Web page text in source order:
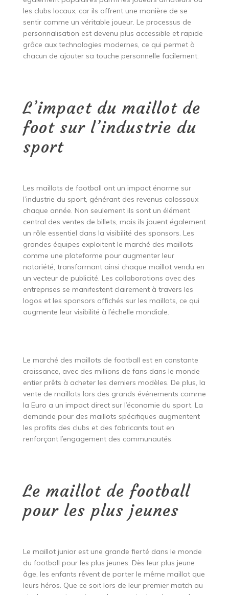
les clubs locaux, car ils offrent une manière de se
sentir comme un véritable joueur. Le processus de
personnalisation est devenu plus accessible et rapide
grâce aux technologies modernes, ce qui permet à
chacun de ajouter sa touche personnelle facilement.
L’impact du maillot de
foot sur l’industrie du
sport
Les maillots de football ont un impact énorme sur
l’industrie du sport, générant des revenus colossaux
chaque année. Non seulement ils sont un élément
central des ventes de billets, mais ils jouent également
un rôle essentiel dans la visibilité des sponsors. Les
grandes équipes exploitent le marché des maillots
comme une plateforme pour augmenter leur
notoriété, transformant ainsi chaque maillot vendu en
un vecteur de publicité. Les collaborations avec des
entreprises se manifestent clairement à travers les
logos et les sponsors affichés sur les maillots, ce qui
augmente leur visibilité à l’échelle mondiale.
Le marché des maillots de football est en constante
croissance, avec des millions de fans dans le monde
entier prêts à acheter les derniers modèles. De plus, la
vente de maillots lors des grands événements comme
la Euro a un impact direct sur l’économie du sport. La
demande pour des maillots spécifiques augmentent
les profits des clubs et des fabricants tout en
renforçant l’engagement des communautés.
Le maillot de football
pour les plus jeunes
Le maillot junior est une grande fierté dans le monde
du football pour les plus jeunes. Dès leur plus jeune
âge, les enfants rêvent de porter le même maillot que
leurs héros. Que ce soit lors de leur premier match au